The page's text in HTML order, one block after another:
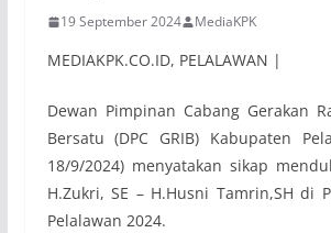
19 September 2024 MediaKPK
MEDIAKPK.CO.ID, PELALAWAN |
Dewan Pimpinan Cabang Gerakan
Bersatu (DPC GRIB) Kabupaten
18/9/2024) menyatakan sikap
H.Zukri, SE – H.Husni Tamrin,SH di
Pelalawan 2024.